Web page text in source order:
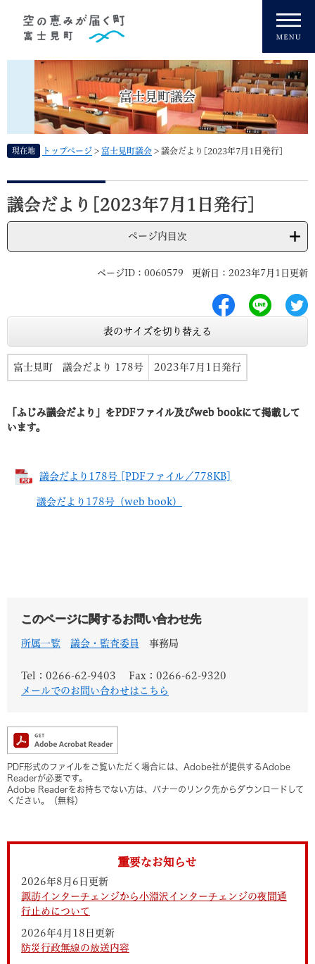
富士見町議会
現在地 トップページ > 富士見町議会 > 議会だより[2023年7月1日発行]
本
文
議会だより[2023年7月1日発行]
ページ内目次
ページID：0060579 更新日：2023年7月1日更新
表のサイズを切り替える
富士見町 議会だより 178号 2023年7月1日発行
「ふじみ議会だより」をPDFファイル及びweb bookにて掲載して
います。
議会だより178号 [PDFファイル／778KB]
議会だより178号（web book）
このページに関するお問い合わせ先
所属一覧 議会・監査委員 事務局
Tel：0266-62-9403
Fax：0266-62-9320
メールでのお問い合わせはこちら
PDF形式のファイルをご覧いただく場合には、Adobe社が提供するAdobe
Readerが必要です。
Adobe Readerをお持ちでない方は、バナーのリンク先からダウンロードして
ください。（無料）
重要なお知らせ
2026年8月6日更新
諏訪インターチェンジから小淵沢インターチェンジの夜間通
行止めについて
2026年4月18日更新
防災行政無線の放送内容